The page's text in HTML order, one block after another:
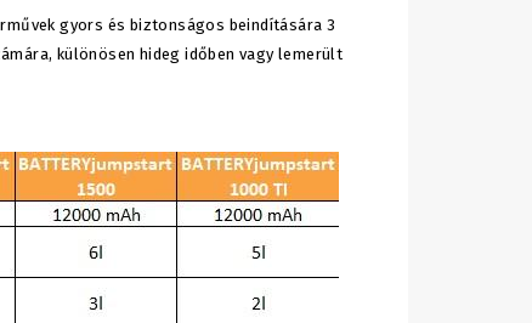
gyors és biztonságos beindítására 3
különösen hideg időben vagy lemerült